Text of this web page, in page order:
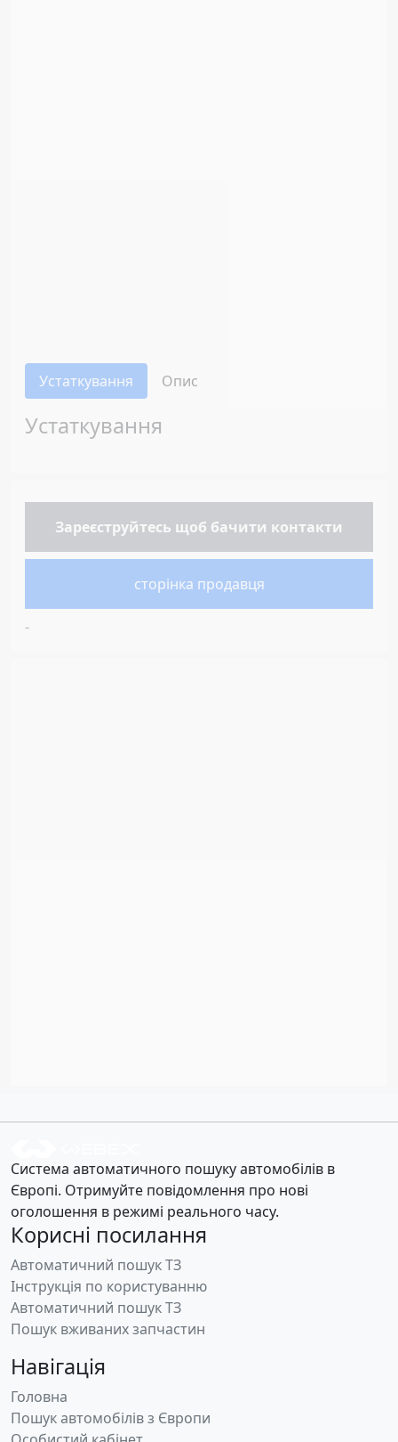
Устаткування Опис
Устаткування
Зареєструйтесь щоб бачити контакти
сторінка продавця
-
Система автоматичного пошуку автомобілів в
Європі. Отримуйте повідомлення про нові
оголошення в режимі реального часу.
Корисні посилання
Автоматичний пошук ТЗ
Інструкція по користуванню
Автоматичний пошук ТЗ
Пошук вживаних запчастин
Навігація
Головна
Пошук автомобілів з Європи